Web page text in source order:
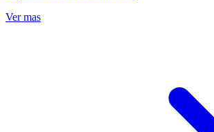
Ver mas